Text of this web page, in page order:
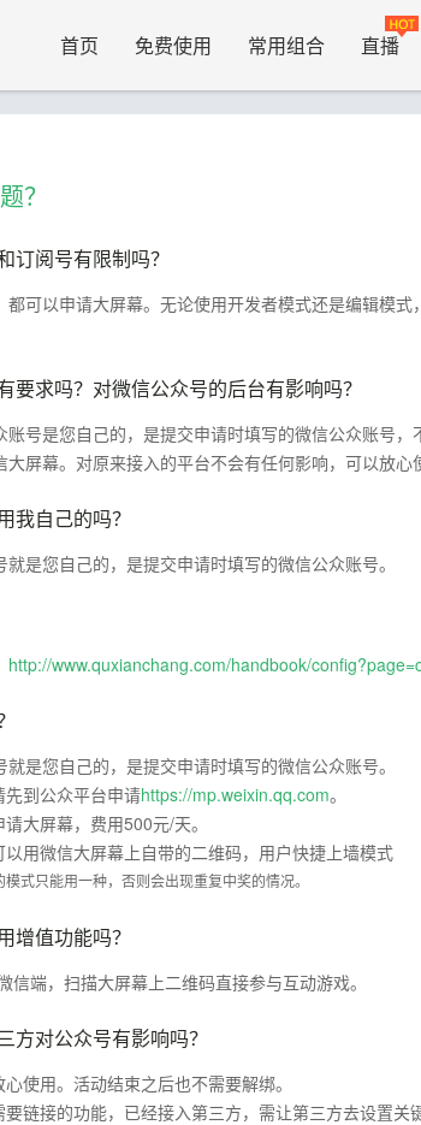
首页 免费使用 常用组合 直播
？
订阅号有限制吗？
都可以申请大屏幕。无论使用开发者模式还是编辑模
要求吗？对微信公众号的后台有影响吗？
号是您自己的，是提交申请时填写的微信公众账号
屏幕。对原来接入的平台不会有任何影响，可以放心
我自己的吗？
是您自己的，是提交申请时填写的微信公众账号。
http://www.quxianchang.com/handbook/
是您自己的，是提交申请时填写的微信公众账号。
到公众平台申请https://mp.weixin.qq.com。
大屏幕，费用500元/天。
用微信大屏幕上自带的二维码，用户快捷上墙模式
式只能用一种，否则会出现重复中奖的情况。
增值功能吗？
端，扫描大屏幕上二维码直接参与互动游戏。
方对公众号有影响吗？
使用。活动结束之后也不需要解绑。
链接的功能，已经接入第三方，需让第三方去设置关